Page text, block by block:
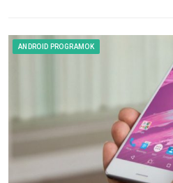
ANDROID PROGRAMOK